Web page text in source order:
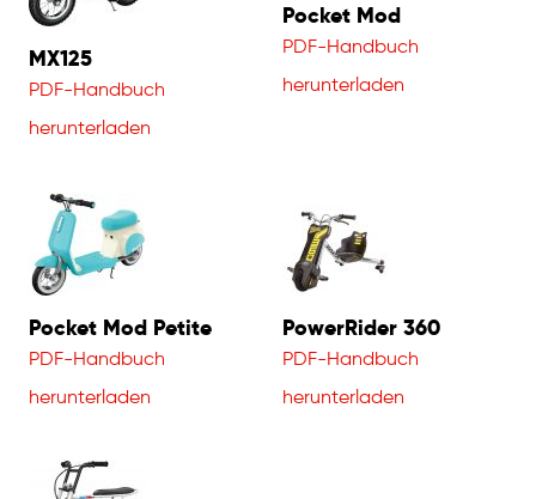
MX125
PDF-Handbuch
herunterladen
Pocket Mod
PDF-Handbuch
herunterladen
Pocket Mod Petite
PDF-Handbuch
herunterladen
PowerRider 360
PDF-Handbuch
herunterladen